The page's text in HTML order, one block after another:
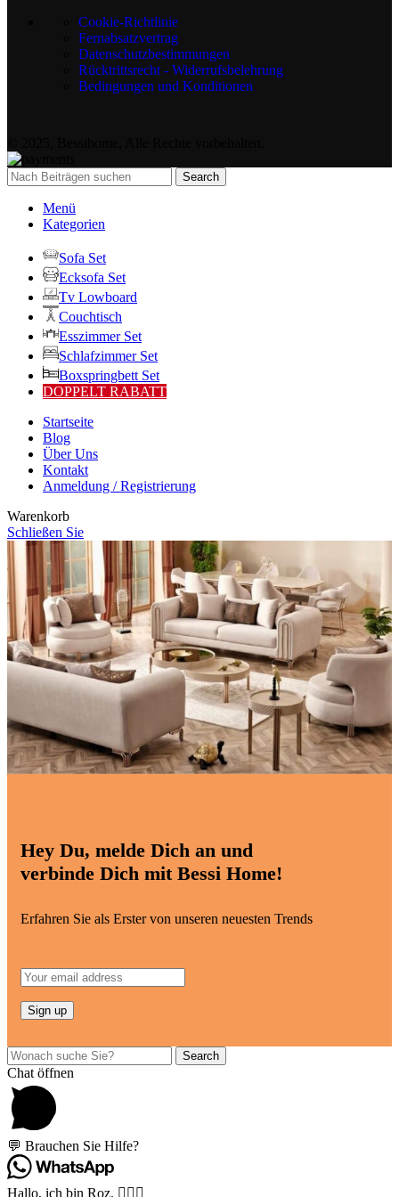
Cookie-Richtlinie
Fernabsatzvertrag
Datenschutzbestimmungen
Rücktrittsrecht - Widerrufsbelehrung
Bedingungen und Konditionen
Search
Menü
Kategorien
Sofa Set
Ecksofa Set
Tv Lowboard
Couchtisch
Esszimmer Set
Schlafzimmer Set
Boxspringbett Set
DOPPELT RABATT
Startseite
Blog
Über Uns
Kontakt
Anmeldung / Registrierung
Warenkorb
Schließen Sie
Hey Du, melde Dich an und
verbinde Dich mit Bessi Home!
Erfahren Sie als Erster von unseren neuesten Trends
Search
Chat öffnen
💬 Brauchen Sie Hilfe?
Hallo, ich bin Roz. 🙋🏽‍♀